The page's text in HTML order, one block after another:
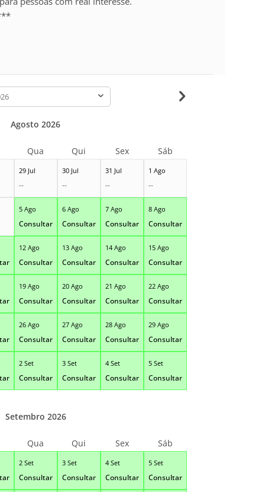
29 Jul
--
30 Jul
--
31 Jul
--
1 Ago
--
5 Ago
Consultar
6 Ago
Consultar
7 Ago
Consultar
8 Ago
Consultar
12 Ago
Consultar
13 Ago
Consultar
14 Ago
Consultar
15 Ago
Consultar
19 Ago
Consultar
20 Ago
Consultar
21 Ago
Consultar
22 Ago
Consultar
26 Ago
Consultar
27 Ago
Consultar
28 Ago
Consultar
29 Ago
Consultar
2 Set
Consultar
3 Set
Consultar
4 Set
Consultar
5 Set
Consultar
Agosto 2026
Qua Qui Sex Sáb
2 Set
Consultar
3 Set
Consultar
4 Set
Consultar
5 Set
Consultar
Setembro 2026
Qua Qui Sex Sáb